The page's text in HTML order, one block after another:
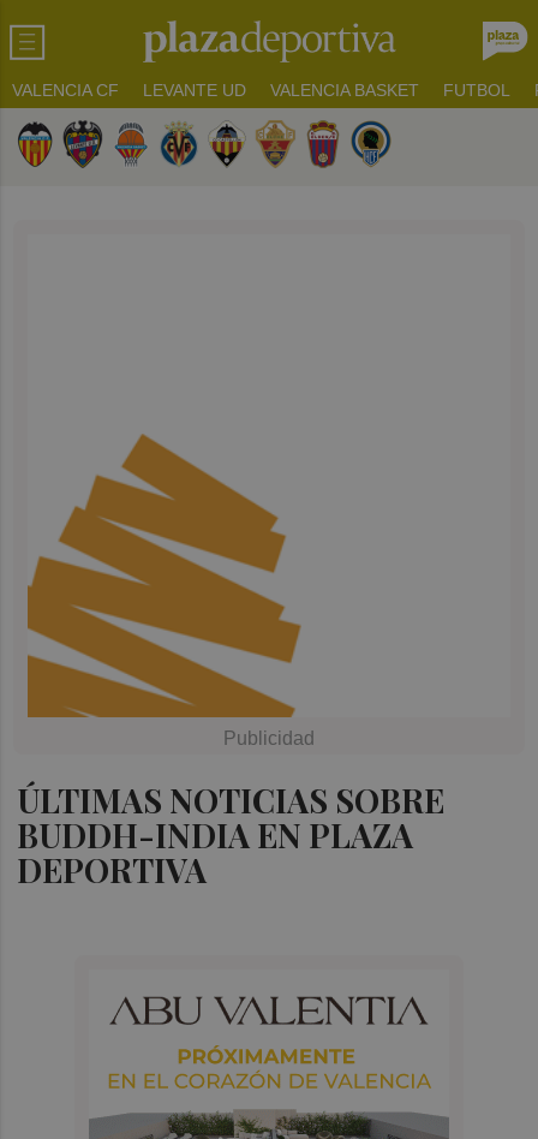
VALENCIA CF LEVANTE UD VALENCIA BASKET FUTBOL
ÚLTIMAS NOTICIAS SOBRE
BUDDH-INDIA EN PLAZA
DEPORTIVA